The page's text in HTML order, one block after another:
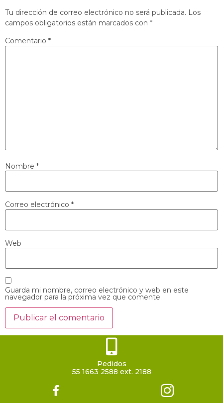
Tu dirección de correo electrónico no será publicada. Los
campos obligatorios están marcados con *
Comentario *
Nombre *
Correo electrónico *
Web
Guarda mi nombre, correo electrónico y web en este
navegador para la próxima vez que comente.
Pedidos
55 1663 2588 ext. 2188